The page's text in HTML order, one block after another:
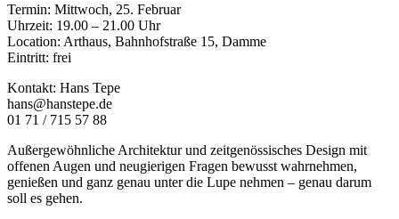
Termin: Mittwoch, 25. Februar
Uhrzeit: 19.00 – 21.00 Uhr
Location: Arthaus, Bahnhofstraße 15, Damme
Eintritt: frei
Kontakt: Hans Tepe
hans@hanstepe.de
01 71 / 715 57 88
Außergewöhnliche Architektur und zeitgenössisches Design mit
offenen Augen und neugierigen Fragen bewusst wahrnehmen,
genießen und ganz genau unter die Lupe nehmen – genau darum
soll es gehen.